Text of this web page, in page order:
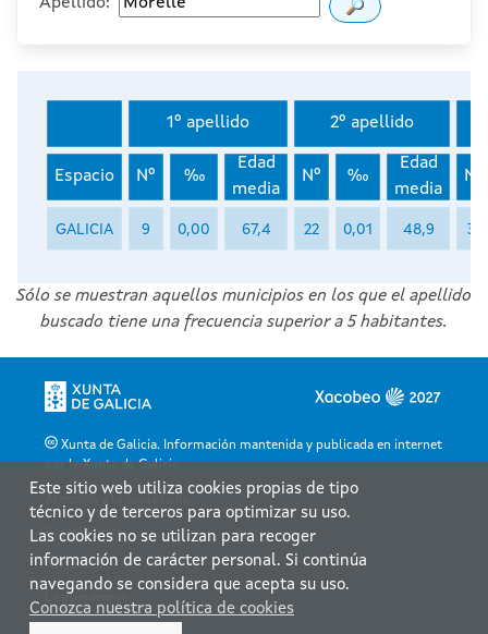
1º apellido 2º apellido
Espacio Nº ‰
Edad
media
Nº ‰
Edad
media
Nº
GALICIA 9 0,00 67,4 22 0,01 48,9 31
Sólo se muestran aquellos municipios en los que el apellido
buscado tiene una frecuencia superior a 5 habitantes.
Xunta de Galicia. Información mantenida y publicada en internet
por la Xunta de Galicia
Accesibilidad
Aviso legal
Le atendemos
Este sitio web utiliza cookies propias de tipo
técnico y de terceros para optimizar su uso.
Las cookies no se utilizan para recoger
información de carácter personal. Si continúa
navegando se considera que acepta su uso.
Conozca nuestra política de cookies